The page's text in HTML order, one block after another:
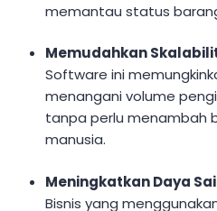
memantau status
Memudahkan
Software ini
menangani volume
tanpa perlu menambah
manusia.
Meningkatkan Daya
Bisnis yang